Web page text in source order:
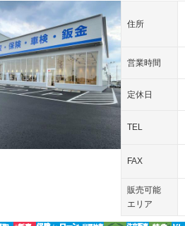
イヤ パワーシート
ト － チップアップシート
－ ウォークスルー
エアサスペンション
住所
営業時間
定休日
TEL
FAX
販売可能
エリア